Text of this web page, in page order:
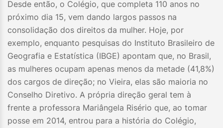
Desde então, o Colégio, que completa 110 anos no
próximo dia 15, vem dando largos passos na
consolidação dos direitos da mulher. Hoje, por
exemplo, enquanto pesquisas do Instituto Brasileiro de
Geografia e Estatística (IBGE) apontam que, no Brasil,
as mulheres ocupam apenas menos da metade (41,8%)
dos cargos de direção; no Vieira, elas são maioria no
Conselho Diretivo. A própria direção geral tem à
frente a professora Mariângela Risério que, ao tomar
posse em 2014, entrou para a história do Colégio,